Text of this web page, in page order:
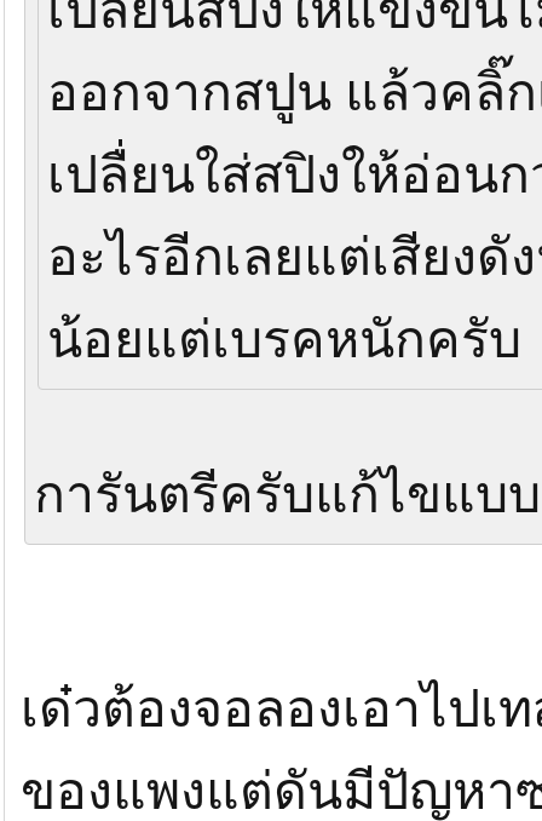
ออกจากสปูน แล้วคลิ๊
เปลื่ยนใส่สปิงให้อ่อน
อะไรอีกเลยแต่เสียงดั
น้อยแต่เบรคหนักครั
การันตรีครับแก้ไขแบ
เด๋วต้องจอลองเอาไป
ของแพงแต่ดันมีปัญหา